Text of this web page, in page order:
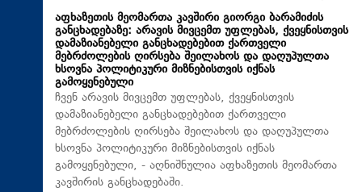
აფხაზეთის მეომართა კავშირი გიორგი ბარამიძის
განცხადებაზე: არავის მივცემთ უფლებას, ქვეყნისთვის
დამაზიანებელი განცხადებებით ქართველი
მებრძოლების ღირსება შეილახოს და დაღუპულთა
ხსოვნა პოლიტიკური მიზნებისთვის იქნას
გამოყენებული
ჩვენ არავის მივცემთ უფლებას, ქვეყნისთვის
დამაზიანებელი განცხადებებით ქართველი
მებრძოლების ღირსება შეილახოს და დაღუპულთა
ხსოვნა პოლიტიკური მიზნებისთვის იქნას
გამოყენებული, - აღნიშნულია აფხაზეთის მეომართა
კავშირის განცხადებაში.